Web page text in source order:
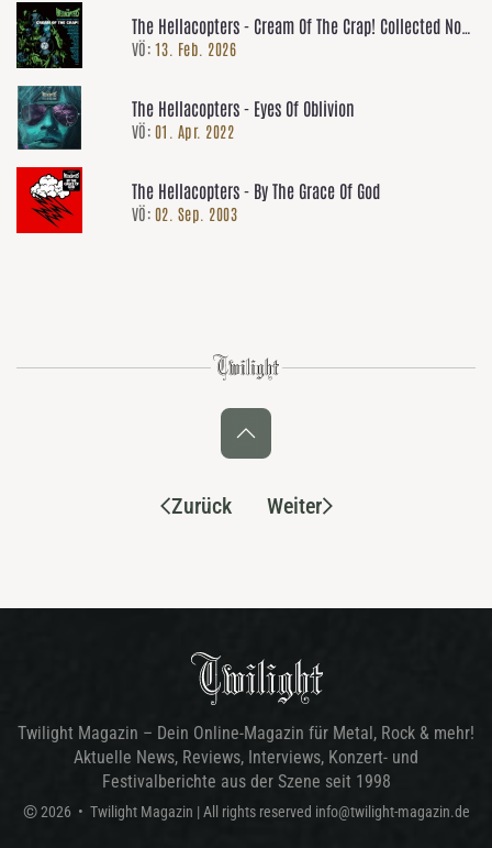
The Hellacopters - Cream Of The Crap! Collected Non-
Album Works • Volume 3
VÖ: 13. Feb. 2026
The Hellacopters - Eyes Of Oblivion
VÖ: 01. Apr. 2022
The Hellacopters - By The Grace Of God
VÖ: 02. Sep. 2003
Zurück Weiter
Twilight Magazin – Dein Online-Magazin für Metal, Rock & mehr!
Aktuelle News, Reviews, Interviews, Konzert- und
Festivalberichte aus der Szene seit 1998
© 2026 • Twilight Magazin | All rights reserved info@twilight-magazin.de